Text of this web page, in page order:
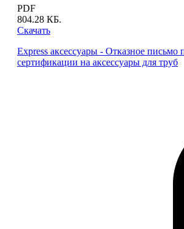
PDF
804.28 КБ.
Скачать
Express аксессуары - Отказное письмо
сертификации на аксессуары для труб